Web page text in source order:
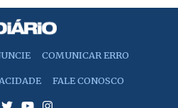
COMUNICAR ERRO
FALE CONOSCO